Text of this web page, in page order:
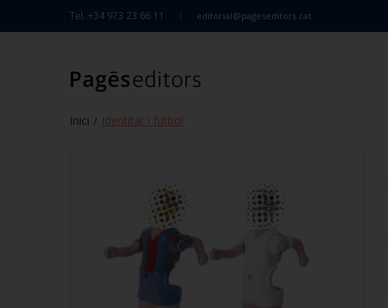
Tel. +34 973 23 66 11 editorial@pageseditors.cat
Inici / Identitat i futbol